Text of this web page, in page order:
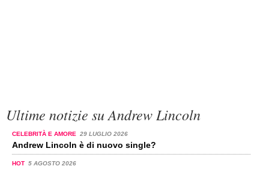
Ultime notizie su Andrew Lincoln
CELEBRITÀ E AMORE 29 LUGLIO 2026
Andrew Lincoln è di nuovo single?
HOT 5 AGOSTO 2026